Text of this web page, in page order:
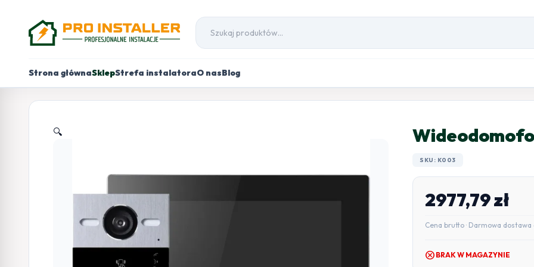
Strona głównaSklepStrefa instalatoraO nasBlog
🔍
SKU: K003
2977,79zł
Cena brutto · Darmowa dostawa
cancel BRAK W MAGAZYNIE